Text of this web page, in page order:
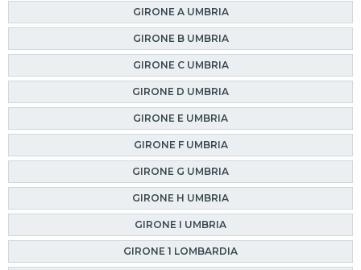
GIRONE A UMBRIA
GIRONE B UMBRIA
GIRONE C UMBRIA
GIRONE D UMBRIA
GIRONE E UMBRIA
GIRONE F UMBRIA
GIRONE G UMBRIA
GIRONE H UMBRIA
GIRONE I UMBRIA
GIRONE 1 LOMBARDIA